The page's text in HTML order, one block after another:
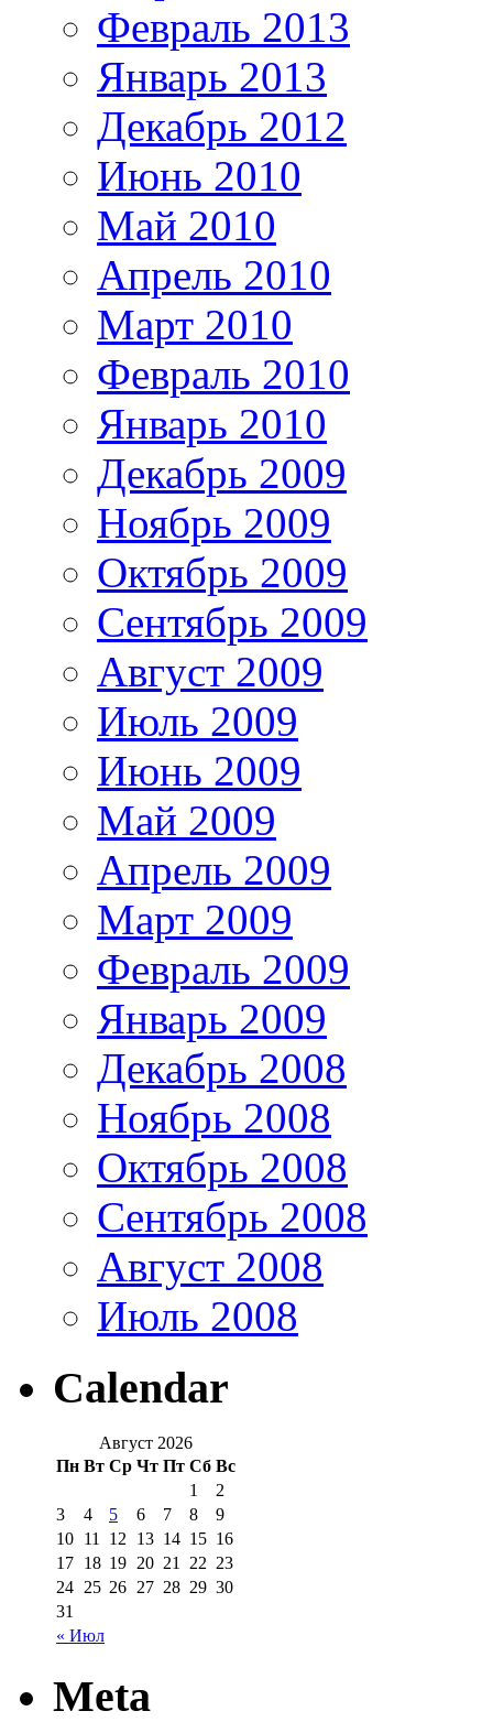
Февраль 2013
Январь 2013
Декабрь 2012
Июнь 2010
Май 2010
Апрель 2010
Март 2010
Февраль 2010
Январь 2010
Декабрь 2009
Ноябрь 2009
Октябрь 2009
Сентябрь 2009
Август 2009
Июль 2009
Июнь 2009
Май 2009
Апрель 2009
Март 2009
Февраль 2009
Январь 2009
Декабрь 2008
Ноябрь 2008
Октябрь 2008
Сентябрь 2008
Август 2008
Июль 2008
Calendar
Август 2026
Пн Вт Ср Чт Пт Сб Вс
« Июл
1
2
3
4 5 6 7 8
9
10 11 12 13 14 15 16
17 18 19 20 21 22 23
24 25 26 27 28 29 30
31
Meta